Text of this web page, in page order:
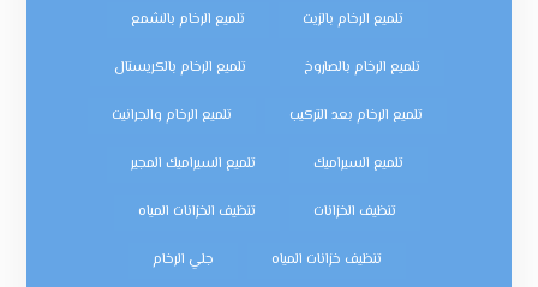
تلميع الرخام بالزيت تلميع الرخام بالشمع
تلميع الرخام بالصاروخ تلميع الرخام بالكريستال
تلميع الرخام بعد التركيب تلميع الرخام والجرانيت
تلميع السيراميك تلميع السيراميك المجير
تنظيف الخزانات تنظيف الخزانات المياه
تنظيف خزانات المياه جلي الرخام